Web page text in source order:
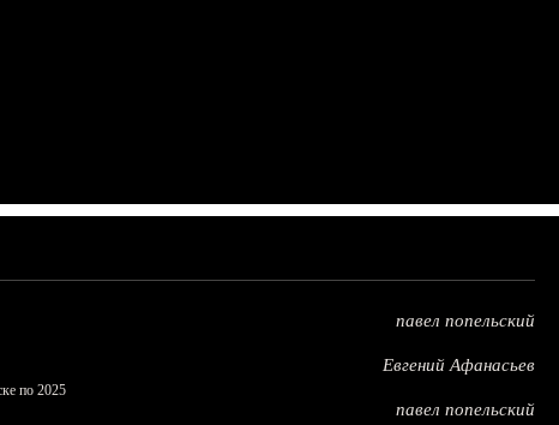
павел попельский
Евгений Афанасьев
по 2025
павел попельский